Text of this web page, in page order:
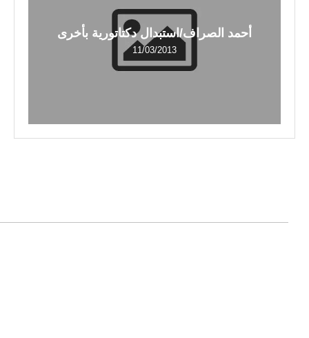
أحمد الصراف/استبدال دكتاتورية بأخرى
11/03/2013